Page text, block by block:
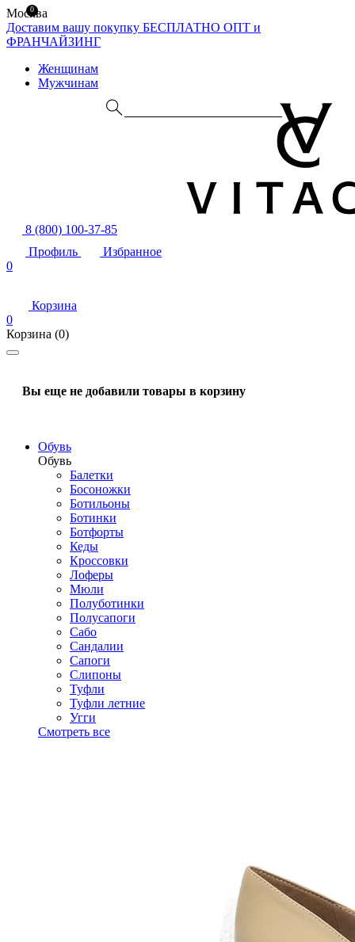
Москва
Доставим вашу покупку БЕСПЛАТНО ОПТ и
ФРАНЧАЙЗИНГ
Женщинам
Мужчинам
8 (800) 100-37-85
Профиль
Избранное
0
Корзина
0
Корзина (0)
Вы еще не добавили товары в корзину
Обувь
Обувь
Балетки
Босоножки
Ботильоны
Ботинки
Ботфорты
Кеды
Кроссовки
Лоферы
Мюли
Полуботинки
Полусапоги
Сабо
Сандалии
Сапоги
Слипоны
Туфли
Туфли летние
Угги
Смотреть все
0